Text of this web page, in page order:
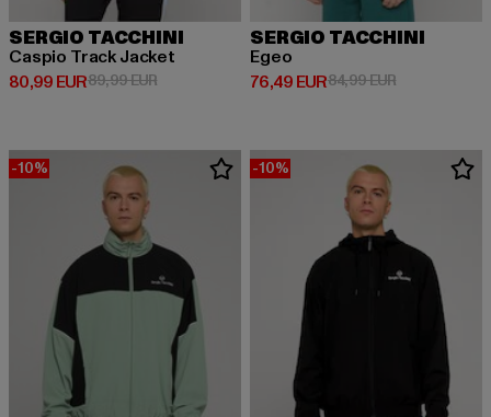
SERGIO TACCHINI
Caspio Track Jacket
80,99 EUR
Derzeitiger Preis: 80,99 EUR
89,99 EURAktionspreis: 89,99 EUR
SERGIO TACCHINI
Egeo
76,49 EUR
Derzeitiger Preis: 76,49 EUR
84,99 EURAktionspreis:
-10% -10%